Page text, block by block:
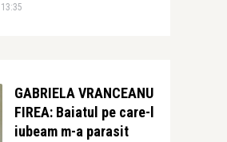
GABRIELA VRANCEANU
FIREA: Baiatul pe care-l
iubeam m-a parasit